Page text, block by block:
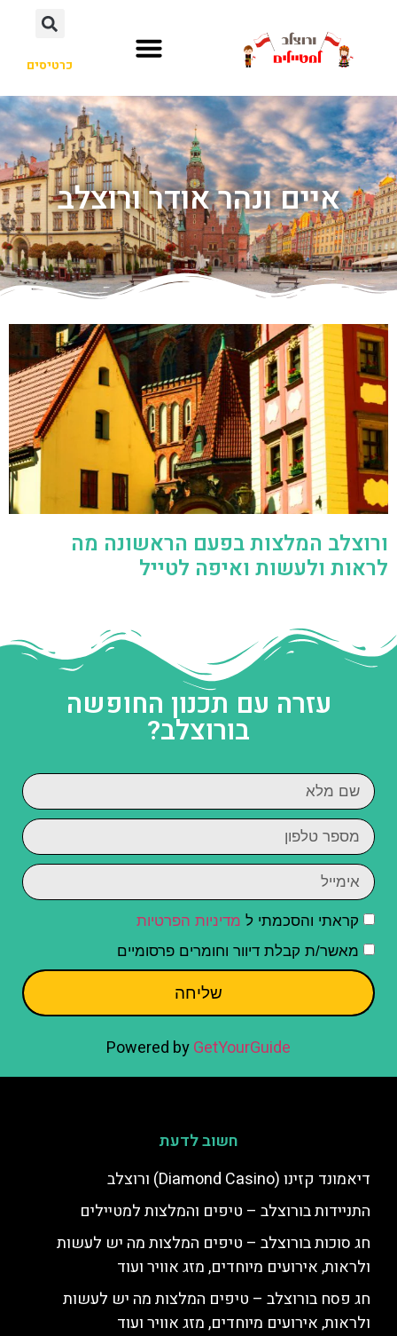
כרטיסים
איים ונהר אודר ורוצלב
ורוצלב המלצות בפעם הראשונה מה
לראות ולעשות ואיפה לטייל
עזרה עם תכנון החופשה
בורוצלב?
קראתי והסכמתי ל מדיניות הפרטיות
מאשר/ת קבלת דיוור וחומרים פרסומיים
שליחה
Powered byGetYourGuide
חשוב לדעת
דיאמונד קזינו (Diamond Casino) ורוצלב
התניידות בורוצלב – טיפים והמלצות למטיילים
חג סוכות בורוצלב – טיפים המלצות מה יש לעשות
ולראות, אירועים מיוחדים, מזג אוויר ועוד
חג פסח בורוצלב – טיפים המלצות מה יש לעשות
ולראות, אירועים מיוחדים, מזג אוויר ועוד